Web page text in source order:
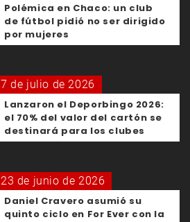
Polémica en Chaco: un club
de fútbol pidió no ser dirigido
por mujeres
7 de julio de 2026
Lanzaron el Deporbingo 2026:
el 70% del valor del cartón se
destinará para los clubes
23 de junio de 2026
Daniel Cravero asumió su
quinto ciclo en For Ever con la